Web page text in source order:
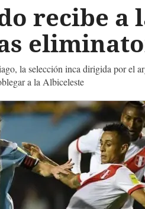
recibe a
la selección inca dirigida por el
a la Albiceleste